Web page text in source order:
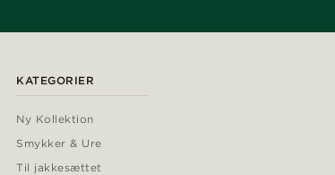
KATEGORIER
Ny Kollektion
Smykker & Ure
Til jakkesættet